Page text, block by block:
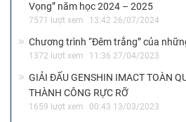
Vọng” năm học 2024 – 2025
7571 lượt xem 13:42 26/07/2024
Chương trình “Đêm trắng” của
1372 lượt xem 11:36 27/04/2023
GIẢI ĐẤU GENSHIN IMACT TOÀN
THÀNH CÔNG RỰC RỠ
1659 lượt xem 00:43 13/03/2023